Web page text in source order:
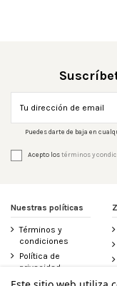
Puedes darte de baja en
Acepto lostérminos y
Nuestras políticas
Términos y
condiciones
Política de
privacidad
Aviso legal